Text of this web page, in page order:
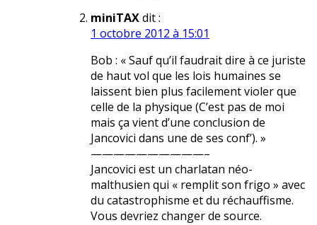
miniTAXdit :
1 octobre 2012 à 15:01
Bob : « Sauf qu’il faudrait dire à ce juriste
de haut vol que les lois humaines se
laissent bien plus facilement violer que
celle de la physique (C’est pas de moi
mais ça vient d’une conclusion de
Jancovici dans une de ses conf’). »
——————————–
Jancovici est un charlatan néo-
malthusien qui « remplit son frigo » avec
du catastrophisme et du réchauffisme.
Vous devriez changer de source.